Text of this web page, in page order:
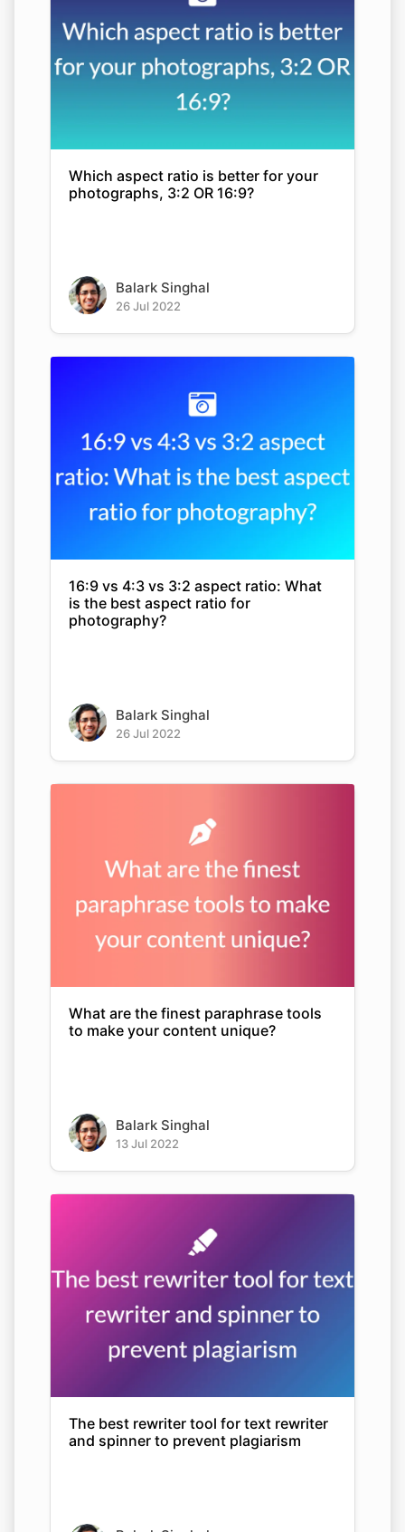
Which aspect ratio is better for your
photographs, 3:2 OR 16:9?
Balark Singhal
26 Jul 2022
16:9 vs 4:3 vs 3:2 aspect ratio: What
is the best aspect ratio for
photography?
Balark Singhal
26 Jul 2022
What are the finest paraphrase tools
to make your content unique?
Balark Singhal
13 Jul 2022
The best rewriter tool for text rewriter
and spinner to prevent plagiarism